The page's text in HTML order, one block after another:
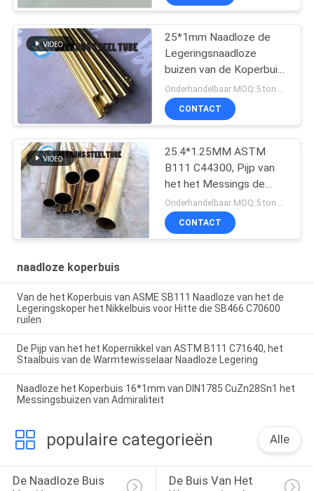
25*1mm Naadloze de
Legeringsnaadloze
buizen van de Koperbuis
JIS H3300 C4430T
CONTACT
25.4*1.25MM ASTM
B111 C44300, Pijp van
het het Messings de
Naadloze Koolstofstaal
van Admiraliteit
Onderhandelbaar MOQ:5 ton per grootte
CONTACT
naadloze koperbuis
Van de het Koperbuis van ASME SB111 Naadloze van het de
Legeringskoper het Nikkelbuis voor Hitte die SB466 C70600
ruilen
De Pijp van het het Kopernikkel van ASTM B111 C71640, het
Staalbuis van de Warmtewisselaar Naadloze Legering
Naadloze het Koperbuis 16*1mm van DIN1785 CuZn28Sn1 het
Messingsbuizen van Admiraliteit
populaire categorieën Alle
De Naadloze Buis
De Buis Van Het